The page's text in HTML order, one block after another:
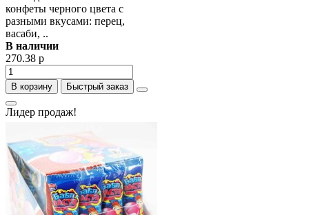
конфеты черного цвета с
разными вкусами: перец,
васаби, ..
В наличии
270.38 р
В корзину Быстрый заказ
Лидер продаж!